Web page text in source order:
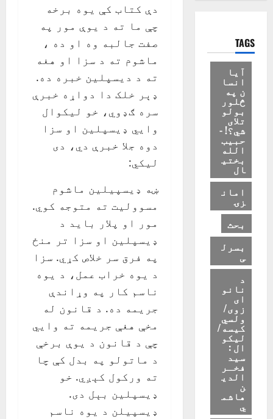
دې کتاب کې یوه برخه
چې ما ته د یوې مور په
صفت جالبه وه او ده ،
ماشوم ته د سزا او هغه
ته د دیسپلین خبره ده.
ډېر خلک دا دواړه خبرې
سره ګډوي، خو لیکوال
وايي ډيسپلین او سزا
دوه جلا خبرې دي، دی
لیکي:
ښه ډیسپیلین ماشوم
مسوولیت ته متوجه کوي.
مور او پلار باید د
ډیسپلین او سزا تر منځ
په فرق سر خلاص کړي. سزا
د یوه خراب عمل، د یوه
ناسم کار په وړاندې
جریمه ده. د قانون له
مخې هغې جریمه ته وايي
چې د قانون د یوې برخې
د ماتولو په بدل کې چا
ته ورکول کېږي. خو
ډیسپلین بېل دی.
ډیسپیلن د یوه ناسم
TAGS
آیا
انسا
ن په
څلور
بولو
تلای
شي؟! -
حبیب
الله
بختی
ال
امان
زۍ
بحث
بسرل
ی
د
نانو
ای
زوی/
ولسي
کیسه/
لیکو
ال :
سید
فخـر
الدی
ن
هاشم
ي